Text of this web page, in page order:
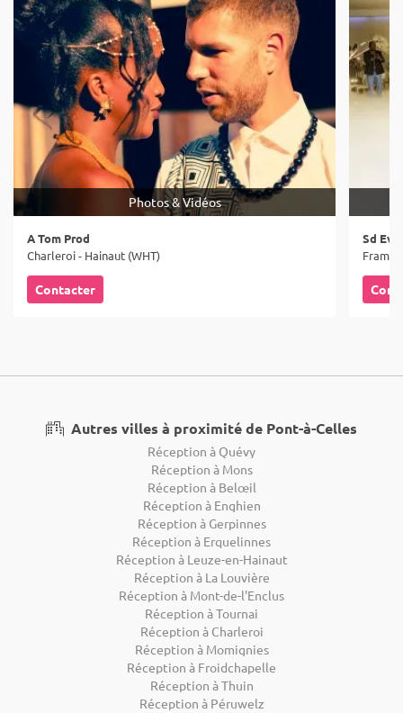
Photos & Vidéos
A Tom Prod
Charleroi - Hainaut (WHT)
Contacter
Sd
Autres villes à proximité de Pont-à-Celles
Réception à Quévy
Réception à Mons
Réception à Belœil
Réception à Enghien
Réception à Gerpinnes
Réception à Erquelinnes
Réception à Leuze-en-Hainaut
Réception à La Louvière
Réception à Mont-de-l'Enclus
Réception à Tournai
Réception à Charleroi
Réception à Momignies
Réception à Froidchapelle
Réception à Thuin
Réception à Péruwelz